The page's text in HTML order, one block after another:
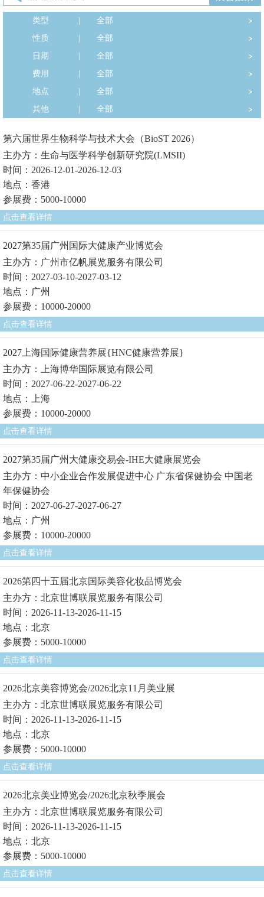
类型
全部
性质
全部
日期
全部
费用
全部
地点
全部
其他
全部
第六届世界生物科学与技术大会（BioST 2026）
主办方：生命与医学科学创新研究院(LMSII)
时间：2026-12-01-2026-12-03
地点：香港
参展费：5000-10000
点击查看详情
2027第35届广州国际大健康产业博览会
主办方：广州市亿帆展览服务有限公司
时间：2027-03-10-2027-03-12
地点：广州
参展费：10000-20000
点击查看详情
2027上海国际健康营养展{HNC健康营养展}
主办方：上海博华国际展览有限公司
时间：2027-06-22-2027-06-22
地点：上海
参展费：10000-20000
点击查看详情
2027第35届广州大健康交易会-IHE大健康展览会
主办方：中小企业合作发展促进中心 广东省保健协会 中国老
年保健协会
时间：2027-06-27-2027-06-27
地点：广州
参展费：10000-20000
点击查看详情
2026第四十五届北京国际美容化妆品博览会
主办方：北京世博联展览服务有限公司
时间：2026-11-13-2026-11-15
地点：北京
参展费：5000-10000
点击查看详情
2026北京美容博览会/2026北京11月美业展
主办方：北京世博联展览服务有限公司
时间：2026-11-13-2026-11-15
地点：北京
参展费：5000-10000
点击查看详情
2026北京美业博览会/2026北京秋季展会
主办方：北京世博联展览服务有限公司
时间：2026-11-13-2026-11-15
地点：北京
参展费：5000-10000
点击查看详情